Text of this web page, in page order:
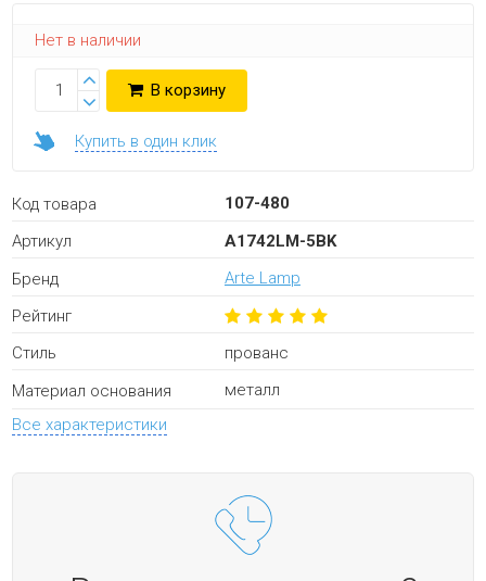
Нет в наличии
В корзину
Купить в один клик
Код товара
107-480
Артикул
A1742LM-5BK
Бренд
Arte Lamp
Рейтинг
Стиль
прованс
Материал основания
металл
Все характеристики